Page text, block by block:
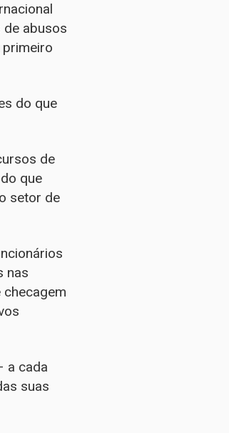
de abusos
primeiro
do que
de
que
setor de
nas
a cada
suas